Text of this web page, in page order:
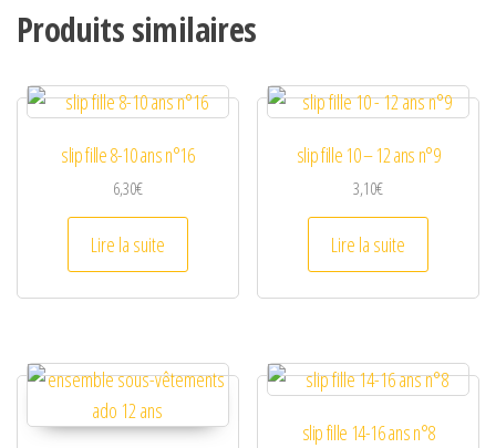
Produits similaires
slip fille 8-10 ans n°16
6,30€
Lire la suite
slip fille 10 – 12 ans n°9
3,10€
Lire la suite
slip fille 14-16 ans n°8